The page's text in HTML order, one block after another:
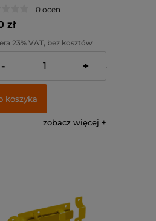
0 ocen
zł
23% VAT, bez kosztów
netto:
4,63 zł
- +
koszyka
zobacz więcej